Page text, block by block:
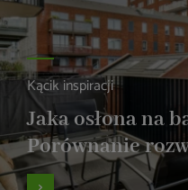
Kącik inspiracji
Jaka osłona na
Porównanie